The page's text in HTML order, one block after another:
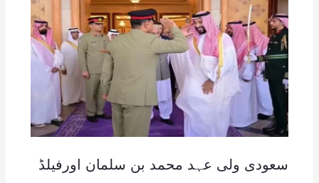
سعودی ولی عہد محمد بن سلمان اورفیلڈ